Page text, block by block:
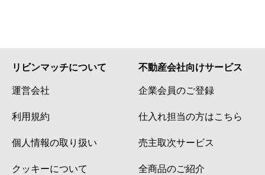
リビンマッチについて
運営会社
利用規約
個人情報の取り扱い
クッキーについて
不動産会社向けサービス
企業会員のご登録
仕入れ担当の方はこちら
売主取次サービス
全商品のご紹介